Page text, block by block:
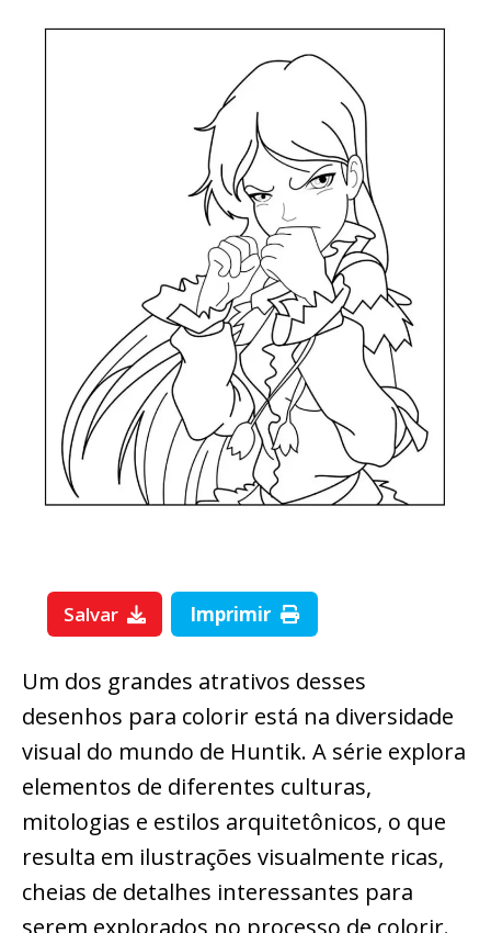
Salvar Imprimir
Um dos grandes atrativos desses
desenhos para colorir está na diversidade
visual do mundo de Huntik. A série explora
elementos de diferentes culturas,
mitologias e estilos arquitetônicos, o que
resulta em ilustrações visualmente ricas,
cheias de detalhes interessantes para
serem explorados no processo de colorir.